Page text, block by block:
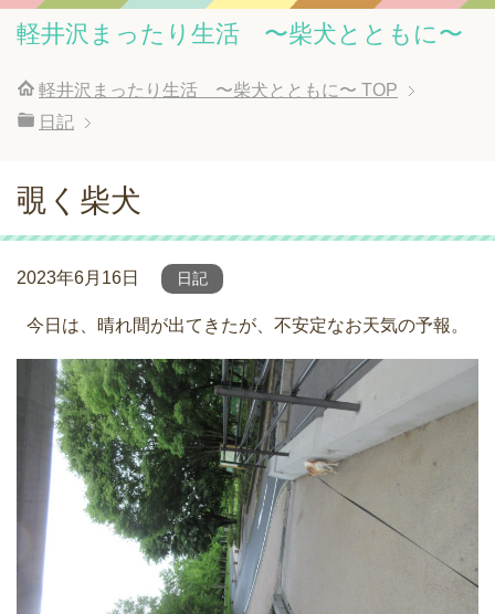
軽井沢まったり生活 〜柴犬とともに〜
軽井沢まったり生活 〜柴犬とともに〜 TOP
日記
覗く柴犬
2023年6月16日 日記
今日は、晴れ間が出てきたが、不安定なお天気の予報。